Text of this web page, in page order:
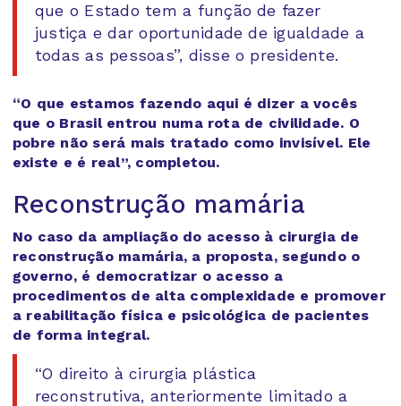
que o Estado tem a função de fazer
justiça e dar oportunidade de igualdade a
todas as pessoas”, disse o presidente.
“O que estamos fazendo aqui é dizer a vocês
que o Brasil entrou numa rota de civilidade. O
pobre não será mais tratado como invisível. Ele
existe e é real”, completou.
Reconstrução mamária
No caso da ampliação do acesso à cirurgia de
reconstrução mamária, a proposta, segundo o
governo, é democratizar o acesso a
procedimentos de alta complexidade e promover
a reabilitação física e psicológica de pacientes
de forma integral.
“O direito à cirurgia plástica
reconstrutiva, anteriormente limitado a